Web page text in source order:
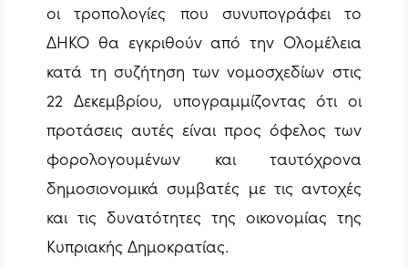
οι τροπολογίες που συνυπογράφει το
ΔΗΚΟ θα εγκριθούν από την Ολομέλεια
κατά τη συζήτηση των νομοσχεδίων στις
22 Δεκεμβρίου, υπογραμμίζοντας ότι οι
προτάσεις αυτές είναι προς όφελος των
φορολογουμένων και ταυτόχρονα
δημοσιονομικά συμβατές με τις αντοχές
και τις δυνατότητες της οικονομίας της
Κυπριακής Δημοκρατίας.